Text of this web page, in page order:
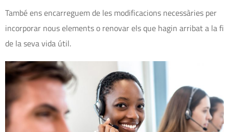
També ens encarreguem de les modificacions necessàries per
incorporar nous elements o renovar els que hagin arribat a la fi
de la seva vida útil.